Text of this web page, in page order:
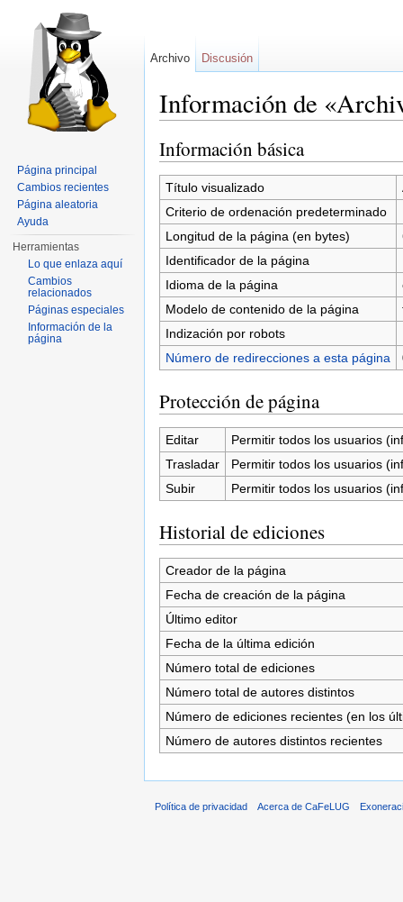
Información de
Información básica
Título visualizado
Criterio de ordenación predeterminado
Longitud de la página (en bytes)
Identificador de la página
Idioma de la página
Modelo de contenido de la página
Indización por robots
Número de redirecciones a esta página
Protección de página
Editar
Permitir todos los usuarios
Trasladar
Permitir todos los usuarios
Subir
Permitir todos los usuarios
Historial de ediciones
Creador de la página
Fecha de creación de la página
Último editor
Fecha de la última edición
Número total de ediciones
Número total de autores distintos
Número de ediciones recientes (en los
Número de autores distintos recientes
Archivo Discusión
Página principal
Cambios recientes
Página aleatoria
Ayuda
Herramientas
Lo que enlaza aquí
Cambios
relacionados
Páginas especiales
Información de la
página
Política de privacidad Acerca de CaFeLUG